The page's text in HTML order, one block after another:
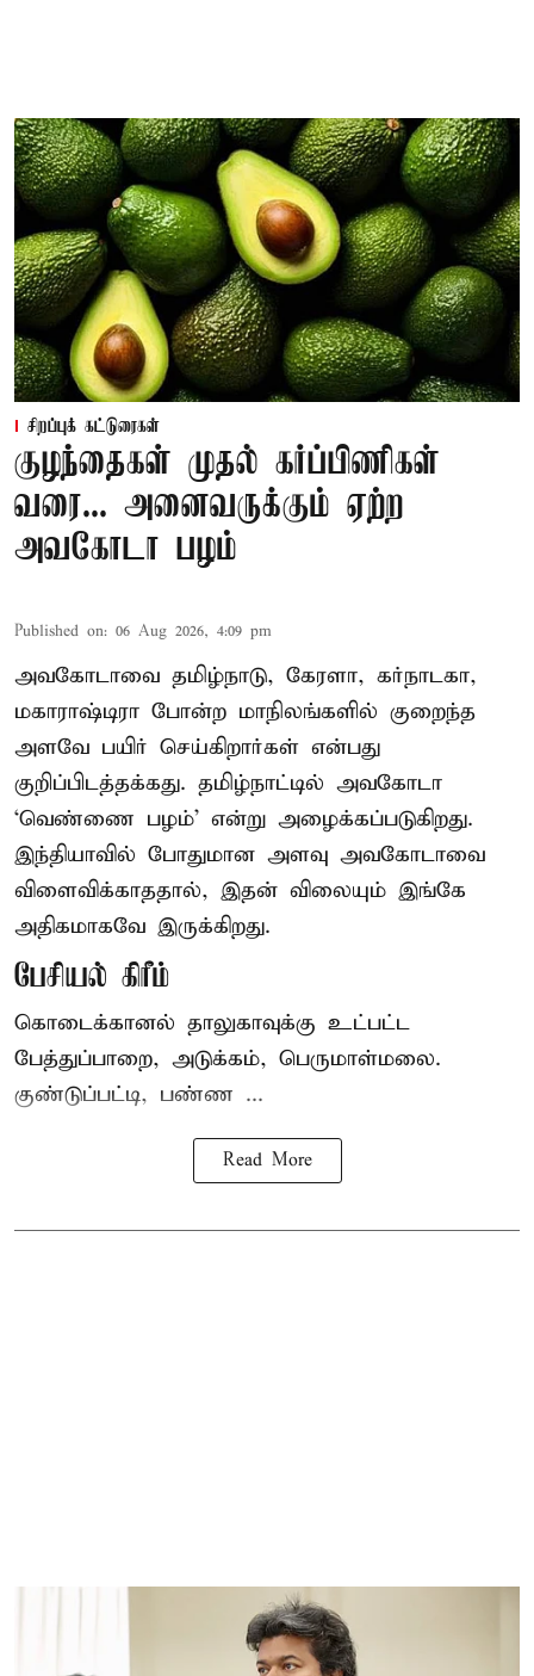
சிறப்புக் கட்டுரைகள்
குழந்தைகள் முதல் கர்ப்பிணிகள்
வரை... அனைவருக்கும் ஏற்ற
அவகோடா பழம்
Published on: 06 Aug 2026, 4:09 pm
அவகோடாவை தமிழ்நாடு, கேரளா, கர்நாடகா,
மகாராஷ்டிரா போன்ற மாநிலங்களில் குறைந்த
அளவே பயிர் செய்கிறார்கள் என்பது
குறிப்பிடத்தக்கது. தமிழ்நாட்டில் அவகோடா
‘வெண்ணை பழம்’ என்று அழைக்கப்படுகிறது.
இந்தியாவில் போதுமான அளவு அவகோடாவை
விளைவிக்காததால், இதன் விலையும் இங்கே
அதிகமாகவே இருக்கிறது.
பேசியல் கிரீம்
கொடைக்கானல் தாலுகாவுக்கு உட்பட்ட
பேத்துப்பாறை, அடுக்கம், பெருமாள்மலை.
குண்டுப்பட்டி, பண்ண ...
Read More